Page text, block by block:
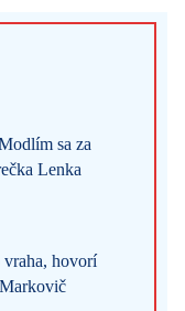
sa za
Lenka
hovorí